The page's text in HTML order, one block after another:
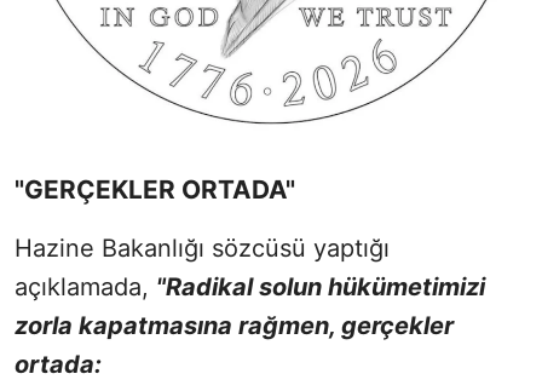
"GERÇEKLER ORTADA"
Hazine Bakanlığı sözcüsü yaptığı
açıklamada, "Radikal solun hükümetimizi
zorla kapatmasına rağmen, gerçekler
ortada: